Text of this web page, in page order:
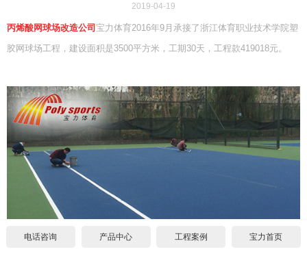
2019-04-19
丙烯酸网球场改造公司 宝力体育2016年9月承接了浙江体育职业技术学院塑
胶网球场工程，建设面积是3500平方米，工期30天，工程款419018元。
设计图纸下载
招标文件下载
设计图纸下载
沥青基础要求
招标文件下载
常见问题
公司新闻
合作代理
代理须知
联系我们
电话咨询 产品中心 工程案例 宝力首页